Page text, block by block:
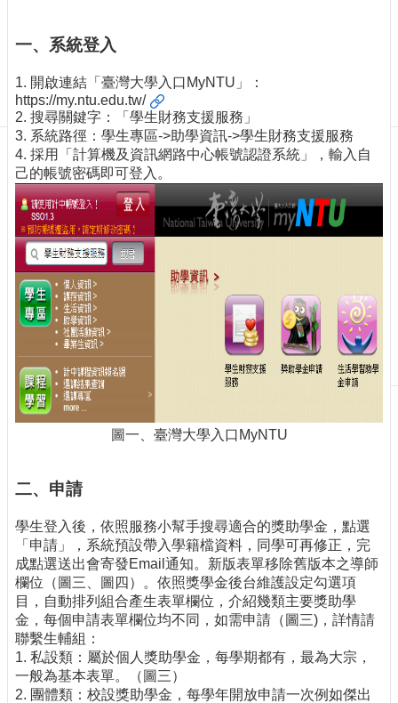
覽
最
新
消
息
關
於
我
們
出
版
刊
物
務
服
務
報
導
技
術
論
壇
產
業
專
欄
一、系統登入
1. 開啟連結「臺灣大學入口MyNTU」：
https://my.ntu.edu.tw/
2. 搜尋關鍵字：「學生財務支援服務」
3. 系統路徑：學生專區->助學資訊->學生財務支援服務
4. 採用「計算機及資訊網路中心帳號認證系統」，輸入自
己的帳號密碼即可登入。
圖一、臺灣大學入口MyNTU
二、申請
學生登入後，依照服務小幫手搜尋適合的獎助學金，點選
「申請」，系統預設帶入學籍檔資料，同學可再修正，完
成點選送出會寄發Email通知。新版表單移除舊版本之導師
欄位（圖三、圖四）。依照獎學金後台維護設定勾選項
目，自動排列組合產生表單欄位，介紹幾類主要獎助學
金，每個申請表單欄位均不同，如需申請（圖三)，詳情請
聯繫生輔組：
1. 私設類：屬於個人獎助學金，每學期都有，最為大宗，
一般為基本表單。（圖三）
2. 團體類：校設獎助學金，每學年開放申請一次例如傑出